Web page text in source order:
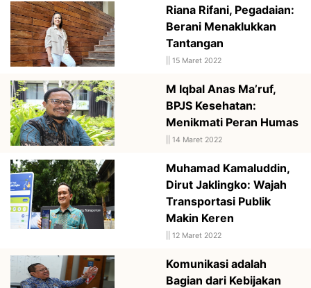
Riana Rifani, Pegadaian:
Berani Menaklukkan
Tantangan
15 Maret 2022
M Iqbal Anas Ma’ruf,
BPJS Kesehatan:
Menikmati Peran Humas
14 Maret 2022
Muhamad Kamaluddin,
Dirut Jaklingko: Wajah
Transportasi Publik
Makin Keren
12 Maret 2022
Komunikasi adalah
Bagian dari Kebijakan